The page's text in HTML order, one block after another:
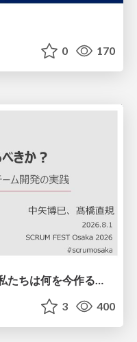
0 170
AIは実装を速くする。では、私たちは何を今作るべきか？－立場を越えてリリースに向き合ったチーム開発の実践 / 20260801 Hiromi Nakaya and Naoki Takahashi
3 400